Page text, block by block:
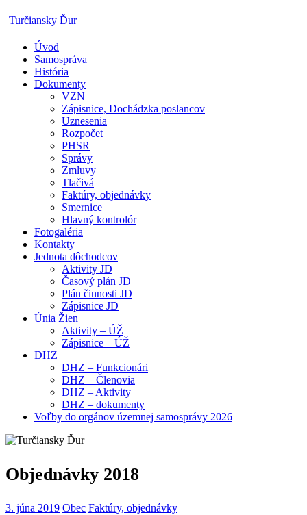
Skip
to
content
Turčiansky Ďur
Oficiálne
stránky
obce
Turčiansky
Úvod
Samospráva
História
Dokumenty
VZN
Zápisnice, Dochádzka poslancov
Uznesenia
Rozpočet
PHSR
Správy
Zmluvy
Tlačivá
Faktúry, objednávky
Smernice
Hlavný kontrolór
Fotogaléria
Kontakty
Jednota dôchodcov
Aktivity JD
Časový plán JD
Plán činnosti JD
Zápisnice JD
Únia Žien
Aktivity – ÚŽ
Zápisnice – ÚŽ
DHZ
DHZ – Funkcionári
DHZ – Členovia
DHZ – Aktivity
DHZ – dokumenty
Voľby do orgánov územnej samosprávy 2026
Objednávky 2018
3. júna 2019 Obec Faktúry, objednávky